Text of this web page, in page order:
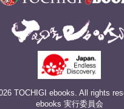
TOCHIGI ebooks. All rights
ebooks 実行委員会